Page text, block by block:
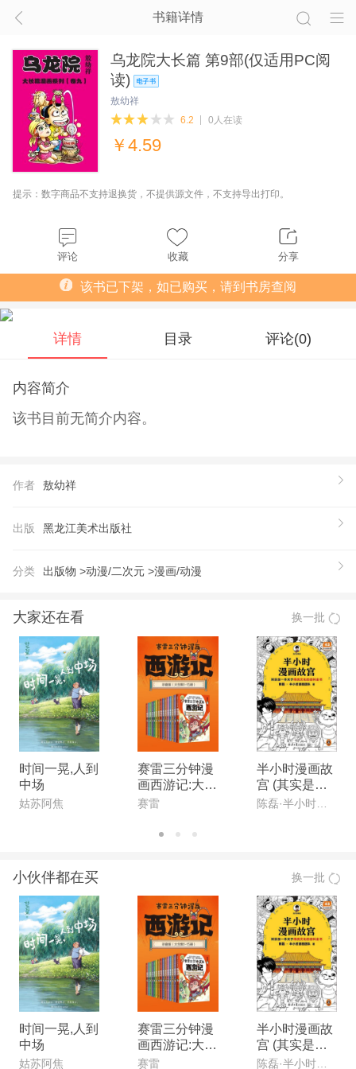
书籍详情
乌龙院大长篇 第9部(仅适用PC阅
读)
敖幼祥
6.2
0人在读
￥ 4.59
提示：数字商品不支持退换货，不提供源文件，不支持导出打印。
评论 收藏 分享
该书已下架，如已购买，请到书房查阅
详情 目录 评论(0)
内容简介
该书目前无简介内容。
作者 敖幼祥
出版 黑龙江美术出版社
分类 出版物 >动漫/二次元 >漫画/动漫
大家还在看 换一批
时间一晃,人到
中场
姑苏阿焦
赛雷三分钟漫
画西游记:大全
集15册
赛雷
半小时漫画故
宫 (其实是一
本关于传统文
八卦五行 混子
哥新作) (读客
半小时漫画文
库)
陈磊·半小时漫画团队
小伙伴都在买 换一批
时间一晃,人到
中场
姑苏阿焦
赛雷三分钟漫
画西游记:大全
集15册
赛雷
半小时漫画故
宫 (其实是一
本关于传统文
陈磊·半小时漫画团队